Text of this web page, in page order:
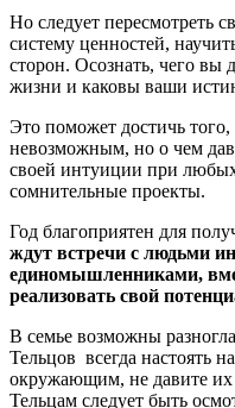
Но следует пересмотреть
систему ценностей,
сторон. Осознать, чего вы
жизни и каковы ваши
Это поможет достичь того,
невозможным, но о чем
своей интуиции при любых
сомнительные проекты.
Год благоприятен для
ждут встречи с людьми
единомышленниками,
реализовать свой
В семье возможны
Тельцов всегда настоять
окружающим, не давите
Тельцам следует быть